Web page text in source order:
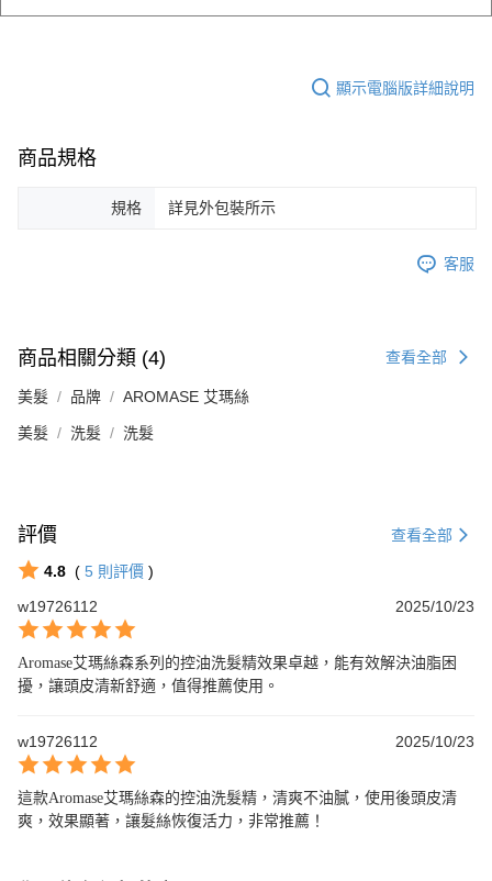
顯示電腦版詳細說明
商品規格
規格 詳見外包裝所示
客服
商品相關分類 (4) 查看全部
美髮 品牌 AROMASE 艾瑪絲
美髮 洗髮 洗髮
評價 查看全部
4.8 ( 5 則評價 )
w19726112
2025/10/23
Aromase艾瑪絲森系列的控油洗髮精效果卓越，能有效解決油脂困
擾，讓頭皮清新舒適，值得推薦使用。
w19726112 2025/10/23
這款Aromase艾瑪絲森的控油洗髮精，清爽不油膩，使用後頭皮清
爽，效果顯著，讓髮絲恢復活力，非常推薦！